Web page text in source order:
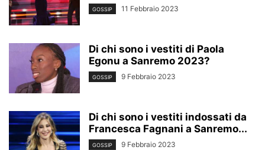
GOSSIP 11 Febbraio 2023
Di chi sono i vestiti di Paola
Egonu a Sanremo 2023?
GOSSIP 9 Febbraio 2023
Di chi sono i vestiti indossati da
Francesca Fagnani a Sanremo...
GOSSIP 9 Febbraio 2023